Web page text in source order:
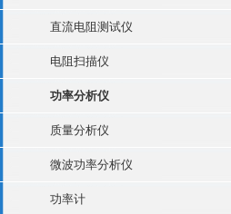
直流电阻测试仪
电阻扫描仪
功率分析仪
质量分析仪
微波功率分析仪
功率计